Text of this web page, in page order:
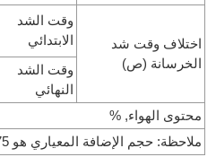
اختلاف وقت شد
الخرسانة (ص)
وقت الشد
الابتدائي
وقت الشد
النهائي
محتوى الهواء, %
ملاحظة: حجم الإضافة المعياري هو 0,75 بالمائة من حجم الإسمنت